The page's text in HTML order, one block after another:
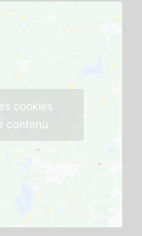
cookies
contenu